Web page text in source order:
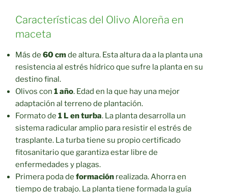
Características del Olivo Aloreña en
maceta
Más de 60 cmde altura. Esta altura da a la planta una
resistencia al estrés hídrico que sufre la planta en su
destino final.
Olivos con 1 año. Edad en la que hay una mejor
adaptación al terreno de plantación.
Formato de 1 L en turba. La planta desarrolla un
sistema radicular amplio para resistir el estrés de
trasplante. La turba tiene su propio certificado
fitosanitario que garantiza estar libre de
enfermedades y plagas.
Primera poda de formación realizada. Ahorra en
tiempo de trabajo. La planta tiene formada la guía